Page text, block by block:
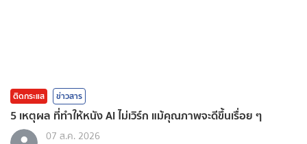
ติดกระแส ข่าวสาร
5 เหตุผล ที่ทำให้หนัง AI ไม่เวิร์ก แม้คุณภาพจะดีขึ้นเรื่อย ๆ
07 ส.ค. 2026